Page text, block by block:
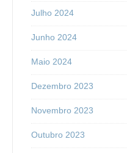
Julho 2024
Junho 2024
Maio 2024
Dezembro 2023
Novembro 2023
Outubro 2023